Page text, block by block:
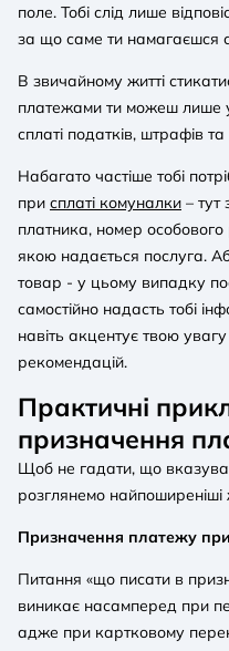
поле. Тобі слід лише
за що саме ти намагаєшся
В звичайному житті
платежами ти можеш лише
сплаті податків, штрафів
Набагато частіше тобі
при сплаті комуналки – тут
платника, номер
якою надається послуга.
товар - у цьому випадку
самостійно надасть тобі
навіть акцентує твою
рекомендацій.
Практичні
призначення
Щоб не гадати, що
розглянемо найпоширеніші
Призначення платежу
Питання «що писати в
виникає насамперед при
адже при картковому